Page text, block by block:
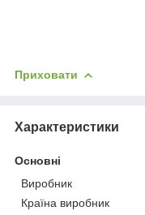
Приховати
Характеристики
Основні
Виробник
Країна виробник